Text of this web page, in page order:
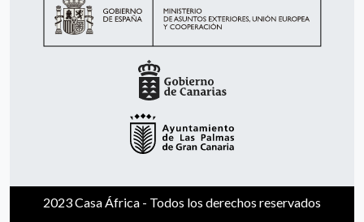
2023 Casa África - Todos los derechos reservados